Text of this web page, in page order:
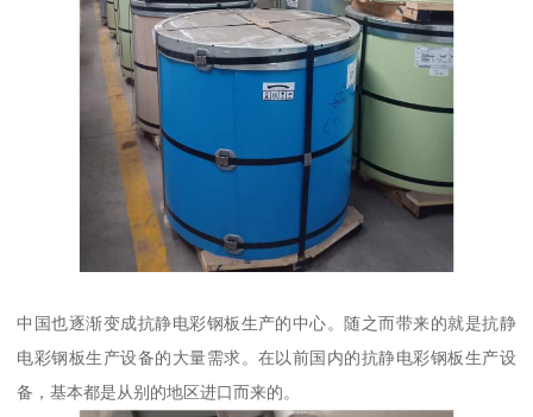
中国也逐渐变成抗静电彩钢板生产的中心。随之而带来的就是抗静
电彩钢板生产设备的大量需求。在以前国内的抗静电彩钢板生产设
备，基本都是从别的地区进口而来的。